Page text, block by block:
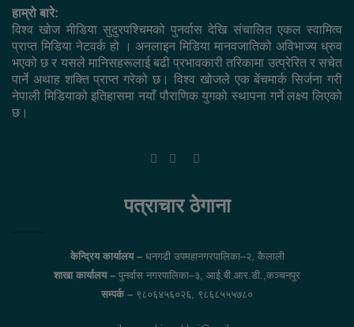
हाम्रो बारे:
विश्व खोज मीडिया सुदुरपश्चिमको पुनर्वास देखि संचालित एकल स्वामित्व
प्राप्त मिडिया नेटवर्क हो । अनलाइन मिडिया मानवजातिको अविभाज्य ध्रुव
भएको छ र यसले मानिसहरूलाई बढी प्रभावकारी तरिकामा उत्प्रेरित र सचेत
पार्ने अथाह शक्ति प्राप्त गरेको छ। विश्व खोजले एक बेंचमार्क सिर्जना गरी
नेपाली मिडियाको इतिहासमा नयाँ पौराणिक युगको स्थापना गर्ने लक्ष्य लिएको
छ।
Facebook
Twitter
पत्राचार ठेगाना
केन्द्रिय कार्यालय –धनगढी उपमहानगरपालिका–२, कैलाली
शाखा कार्यालय – पुनर्वास नगरपालिका–३, आई.बी.आर.डी.,कञ्चनपुर
सम्पर्क – ९८०६४५६०२६, ९८६८५५५७८०